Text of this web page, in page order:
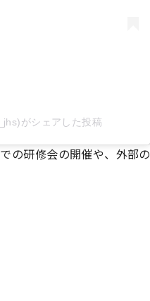
がシェアした投稿
の研修会の開催や、外部